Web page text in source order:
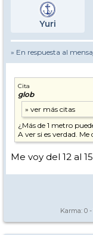
Yuri
» En respuesta al
Cita
glob
¿Más de 1 metro
A ver si es verdad.
Me voy del 12 al 15
Karma: 0 -